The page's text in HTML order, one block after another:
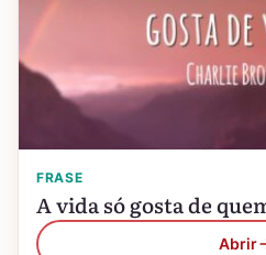
FRASE
A vida só gosta de
Abrir